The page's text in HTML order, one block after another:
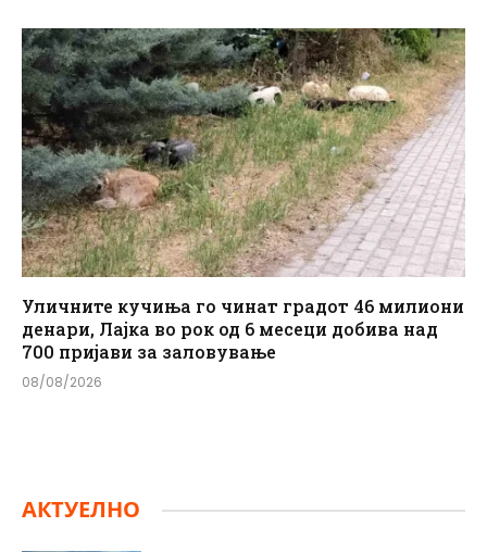
Уличните кучиња го чинат градот 46 милиони
денари, Лајка во рок од 6 месеци добива над
700 пријави за заловување
08/08/2026
АКТУЕЛНО